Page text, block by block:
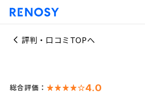
評判・口コミTOPへ
総合評価： 4.0